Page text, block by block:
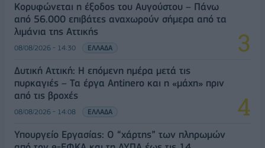
Κορυφώνεται η έξοδος του Αυγούστου – Πάνω
από 56.000 επιβάτες αναχωρούν σήμερα από τα
λιμάνια της Αττικής
08/08/2026 - 14:30 ΕΛΛΑΔΑ
Δυτική Αττική: Η επόμενη ημέρα μετά τις
πυρκαγιές – Τα έργα Antinero και η «μάχη» πριν
από τις βροχές
08/08/2026 - 14:08 ΕΛΛΑΔΑ
Υπουργείο Εργασίας: Ο “χάρτης” των πληρωμών